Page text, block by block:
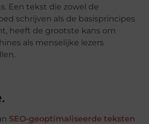
Een tekst die zowel de
schrijven als de basisprincipes
heeft de grootste kans om
als menselijke lezers
SEO-geoptimaliseerde teksten